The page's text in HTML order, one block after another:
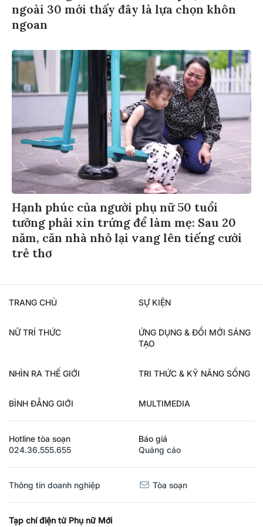
ngoài 30 mới thấy đây là lựa chọn khôn
ngoan
Hạnh phúc của người phụ nữ 50 tuổi
tưởng phải xin trứng để làm mẹ: Sau 20
năm, căn nhà nhỏ lại vang lên tiếng cười
trẻ thơ
TRANG CHỦ SỰ KIỆN
NỮ TRÍ THỨC
ỨNG DỤNG & ĐỔI MỚI SÁNG
TẠO
NHÌN RA THẾ GIỚI TRI THỨC & KỸ NĂNG SỐNG
BÌNH ĐẲNG GIỚI MULTIMEDIA
Hotline tòa soạn
024.36.555.655
Báo giá
Quảng cáo
Thông tin doanh nghiệp Tòa soạn
Tạp chí điện tử Phụ nữ Mới